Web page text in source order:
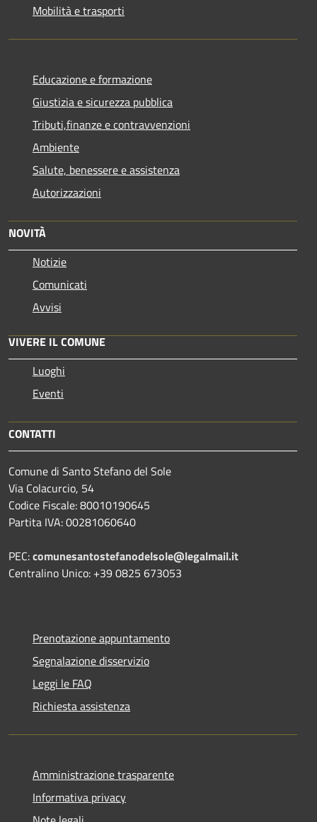
Mobilità e trasporti
Educazione e formazione
Giustizia e sicurezza pubblica
Tributi,finanze e contravvenzioni
Ambiente
Salute, benessere e assistenza
Autorizzazioni
NOVITÀ
Notizie
Comunicati
Avvisi
VIVERE IL COMUNE
Luoghi
Eventi
CONTATTI
Comune di Santo Stefano del Sole
Via Colacurcio, 54
Codice Fiscale: 80010190645
Partita IVA: 00281060640
PEC:comunesantostefanodelsole@legalmail.it
Centralino Unico: +39 0825 673053
Prenotazione appuntamento
Segnalazione disservizio
Leggi le FAQ
Richiesta assistenza
Amministrazione trasparente
Informativa privacy